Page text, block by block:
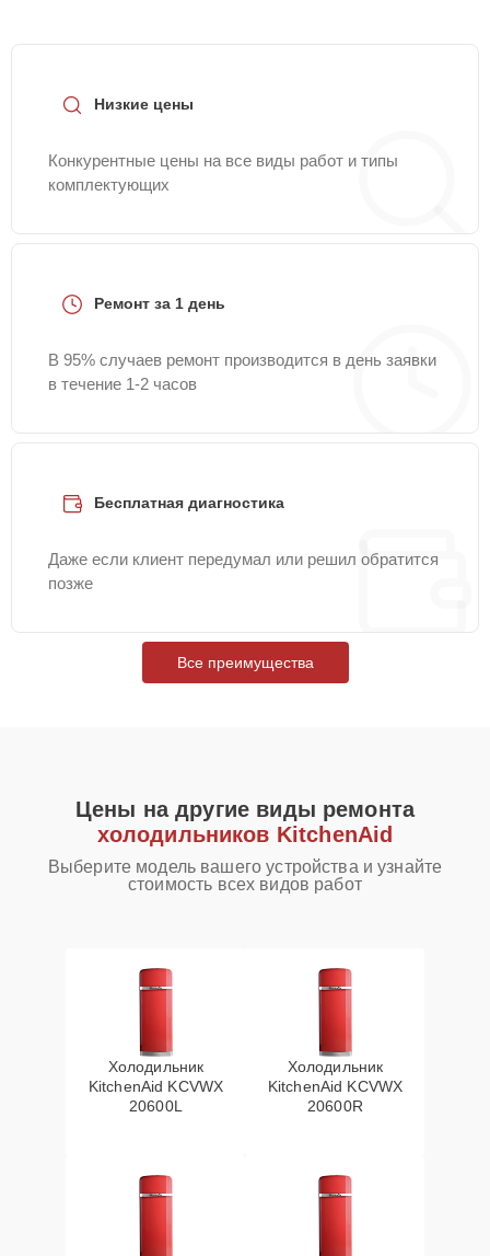
Низкие цены
Конкурентные цены на все виды работ и типы
комплектующих
Ремонт за 1 день
В 95% случаев ремонт производится в день заявки
в течение 1-2 часов
Бесплатная диагностика
Даже если клиент передумал или решил обратится
позже
Все преимущества
Цены на другие виды ремонта
холодильников KitchenAid
Выберите модель вашего устройства и узнайте
стоимость всех видов работ
Холодильник
KitchenAid KCVWX
20600L
Холодильник
KitchenAid KCVWX
20600R